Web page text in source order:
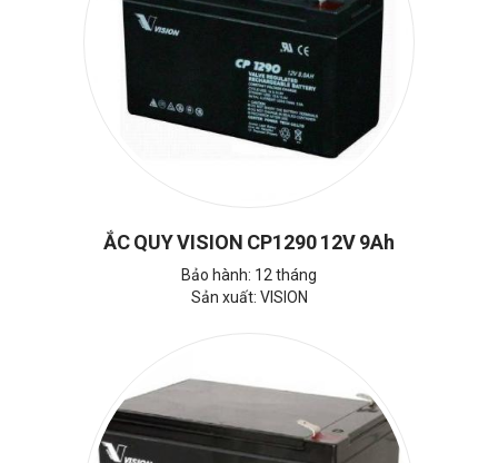
ẮC QUY VISION CP1290 12V 9Ah
Bảo hành: 12 tháng
Sản xuất: VISION